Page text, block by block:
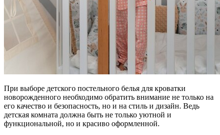
При выборе детского постельного белья для кроватки
новорожденного необходимо обратить внимание не только на
его качество и безопасность, но и на стиль и дизайн. Ведь
детская комната должна быть не только уютной и
функциональной, но и красиво оформленной.